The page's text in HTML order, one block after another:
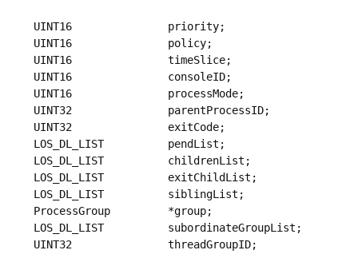
UINT16               priority;
UINT16               policy;
UINT16               timeSlice;
UINT16               consoleID;
UINT16               processMode;
UINT32               parentProcessID;
UINT32               exitCode;
LOS_DL_LIST          pendList;
LOS_DL_LIST          childrenList;
LOS_DL_LIST          exitChildList;
LOS_DL_LIST          siblingList;
ProcessGroup         *group;
LOS_DL_LIST          subordinateGroupList;
UINT32               threadGroupID;